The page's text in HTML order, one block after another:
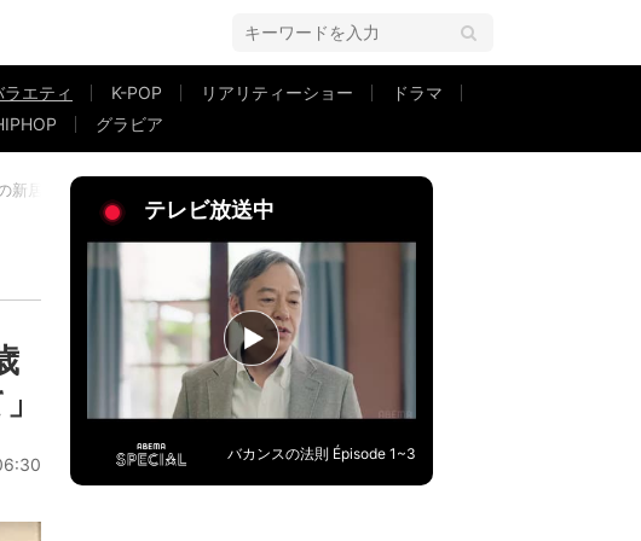
ラエティ K-POP リアリティーショー
ドラマ
グラビア
居を公開「姫系に俺の方がハマって」
テレビ放送中
バカンスの法則 Épisode 1~3